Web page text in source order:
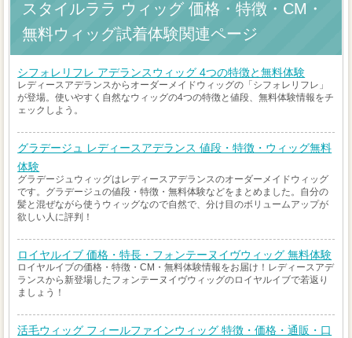
スタイルララ ウィッグ 価格・特徴・CM・
無料ウィッグ試着体験関連ページ
シフォレリフレ アデランスウィッグ 4つの特徴と無料体験
レディースアデランスからオーダーメイドウィッグの「シフォレリフレ」
が登場。使いやすく自然なウィッグの4つの特徴と値段、無料体験情報をチ
ェックしよう。
グラデージュ レディースアデランス 値段・特徴・ウィッグ無料
体験
グラデージュウィッグはレディースアデランスのオーダーメイドウィッグ
です。グラデージュの値段・特徴・無料体験などをまとめました。自分の
髪と混ぜながら使うウィッグなので自然で、分け目のボリュームアップが
欲しい人に評判！
ロイヤルイブ 価格・特長・フォンテーヌイヴウィッグ 無料体験
ロイヤルイブの価格・特徴・CM・無料体験情報をお届け！レディースアデ
ランスから新登場したフォンテーヌイヴウィッグのロイヤルイブで若返り
ましょう！
活毛ウィッグ フィールファインウィッグ 特徴・価格・通販・口